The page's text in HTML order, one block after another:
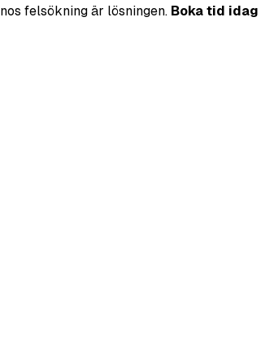
felsökning är lösningen. Boka tid idag